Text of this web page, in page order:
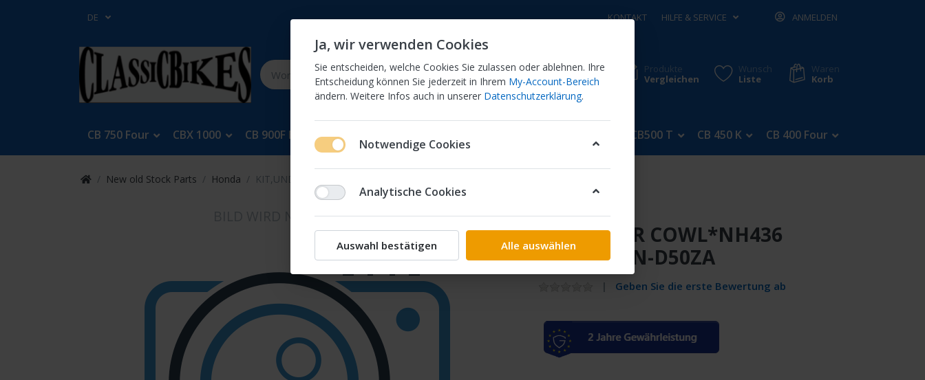
DE KONTAKT HILFE & SERVICE ANMELDEN
Produkte
Vergleichen
Wunsch
Liste
Waren
Korb
CB 750 Four CBX 1000 CB 900F Bol Dor CB500 T CB 450 K CB 400 Four
New old Stock Parts Honda KIT,UNDER COWL*NH436 08F71-MKN-D50ZA
Honda
KIT,UNDER COWL*NH436
08F71-MKN-D50ZA
Geben Sie die erste Bewertung ab
Ja, wir verwenden Cookies
Sie entscheiden, welche Cookies Sie zulassen oder ablehnen. Ihre
Entscheidung können Sie jederzeit in Ihrem My-Account-Bereich
ändern. Weitere Infos auch in unserer Datenschutzerklärung.
Notwendige Cookies
Analytische Cookies
Auswahl bestätigen Alle auswählen